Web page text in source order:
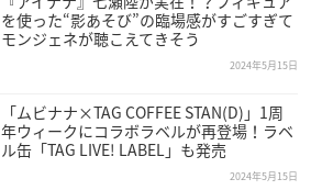
を使った“影あそび”の臨場感がすごすぎて
モンジェネが聴こえてきそう
2024年5月15日
「ムビナナ×TAG COFFEE STAN(D)」1周
年ウィークにコラボラベルが再登場！ラベ
ル缶「TAG LIVE! LABEL」も発売
2024年5月15日